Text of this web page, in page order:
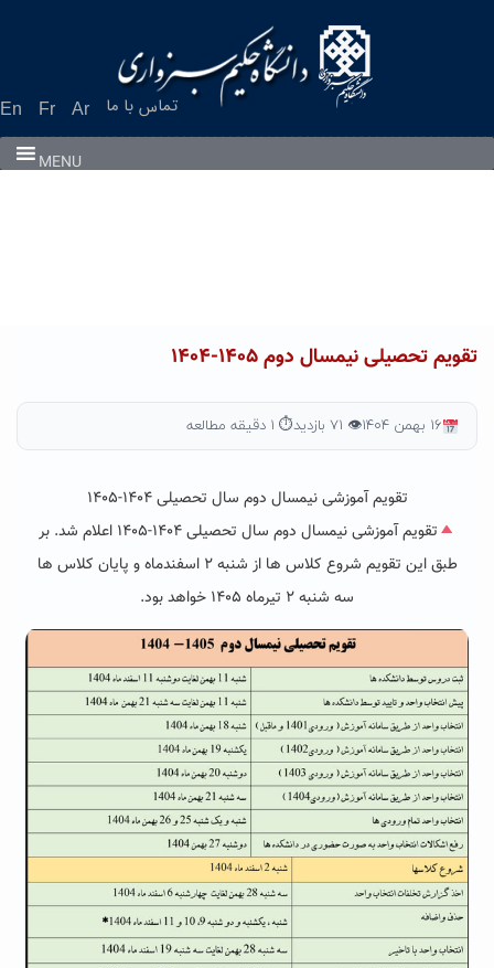
En Fr Ar تماس با ما
MENU
تقویم تحصیلی نیمسال دوم ۱۴۰۵-۱۴۰۴
۱۶ بهمن ۱۴۰۴ 👁 ۷۱ بازدید ⏱ ۱ دقیقه مطالعه
تقویم آموزشی نیمسال دوم سال تحصیلی ۱۴۰۴-۱۴۰۵
تقویم آموزشی نیمسال دوم سال تحصیلی ۱۴۰۴-۱۴۰۵ اعلام شد. بر
طبق این تقویم شروع کلاس ها از شنبه ۲ اسفندماه و پایان کلاس ها
سه شنبه ۲ تیرماه ۱۴۰۵ خواهد بود.